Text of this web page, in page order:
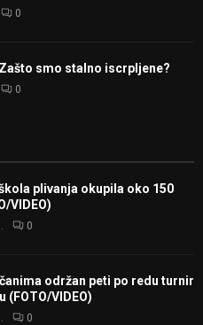
0
smo stalno iscrpljene?
0
plivanja okupila oko 150
VIDEO)
0
održan peti po redu turnir
(FOTO/VIDEO)
0